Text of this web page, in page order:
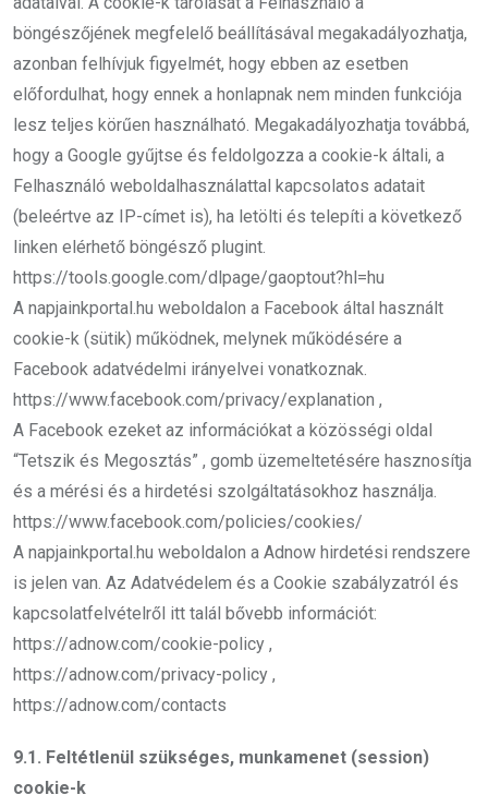
böngészőjének megfelelő beállításával megakadályozhatja,
azonban felhívjuk figyelmét, hogy ebben az esetben
előfordulhat, hogy ennek a honlapnak nem minden funkciója
lesz teljes körűen használható. Megakadályozhatja továbbá,
hogy a Google gyűjtse és feldolgozza a cookie-k általi, a
Felhasználó weboldalhasználattal kapcsolatos adatait
(beleértve az IP-címet is), ha letölti és telepíti a következő
linken elérhető böngésző plugint.
https://tools.google.com/dlpage/gaoptout?hl=hu
A napjainkportal.hu weboldalon a Facebook által használt
cookie-k (sütik) működnek, melynek működésére a
Facebook adatvédelmi irányelvei vonatkoznak.
https://www.facebook.com/privacy/explanation ,
A Facebook ezeket az információkat a közösségi oldal
“Tetszik és Megosztás” , gomb üzemeltetésére hasznosítja
és a mérési és a hirdetési szolgáltatásokhoz használja.
https://www.facebook.com/policies/cookies/
A napjainkportal.hu weboldalon a Adnow hirdetési rendszere
is jelen van. Az Adatvédelem és a Cookie szabályzatról és
kapcsolatfelvételről itt talál bővebb információt:
https://adnow.com/cookie-policy ,
https://adnow.com/privacy-policy ,
https://adnow.com/contacts
9.1. Feltétlenül szükséges, munkamenet (session)
cookie-k